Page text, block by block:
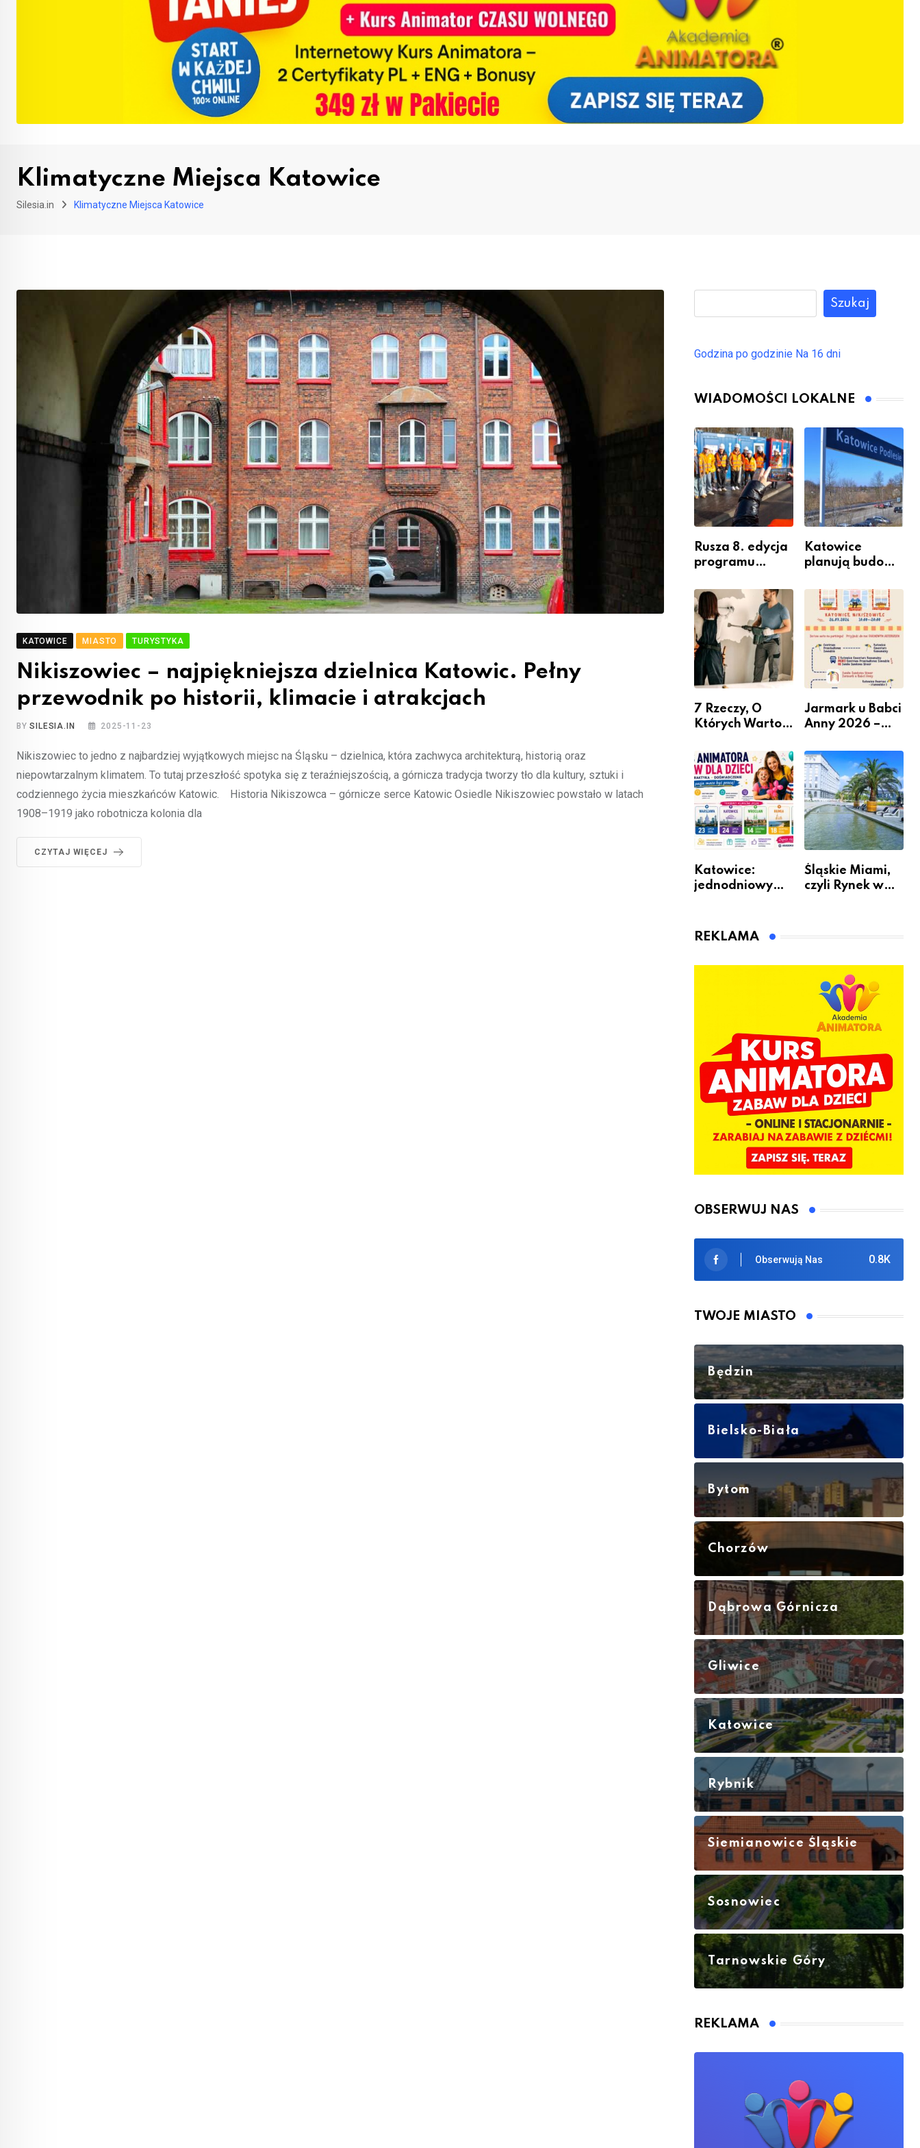
Klimatyczne Miejsca Katowice
Silesia.in Klimatyczne Miejsca Katowice
KATOWICE MIASTO TURYSTYKA
Nikiszowiec – najpiękniejsza dzielnica Katowic. Pełny
przewodnik po historii, klimacie i atrakcjach
BYSILESIA.IN 2025-11-23
Nikiszowiec to jedno z najbardziej wyjątkowych miejsc na Śląsku – dzielnica, która zachwyca architekturą, historią oraz
niepowtarzalnym klimatem. To tutaj przeszłość spotyka się z teraźniejszością, a górnicza tradycja tworzy tło dla kultury, sztuki i
codziennego życia mieszkańców Katowic. Historia Nikiszowca – górnicze serce Katowic Osiedle Nikiszowiec powstało w latach
1908–1919 jako robotnicza kolonia dla
CZYTAJ WIĘCEJ
Szukaj
Godzina po godzinie Na 16 dni
WIADOMOŚCI LOKALNE
Rusza 8. edycja
programu
Miastem
Fachowców” –
nabór dla
przedsiębiorców
Katowice
planują budowę
przesiadkoweg
o w Podlesiu
7 Rzeczy, O
Których Warto
Remontem
Mieszkania
Jarmark u Babci
Anny 2026 –
Katowice:
jednodniowy
animatora
Śląskie Miami,
czyli Rynek w
REKLAMA
OBSERWUJ NAS
0.8K
Obserwują Nas
TWOJE MIASTO
Będzin
Bielsko-Biała
Bytom
Chorzów
Dąbrowa Górnicza
Gliwice
Katowice
Rybnik
Siemianowice Śląskie
Sosnowiec
Tarnowskie Góry
REKLAMA